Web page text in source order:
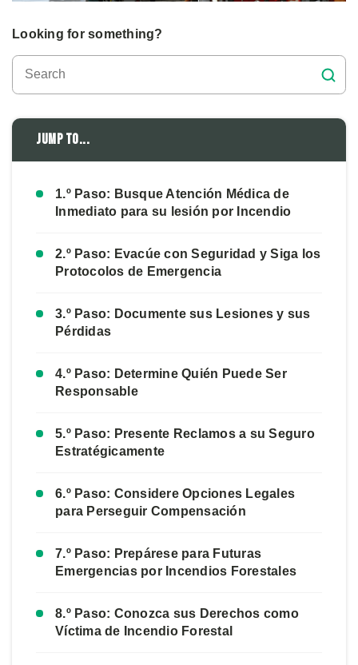
Looking for something?
Jump to...
1.º Paso: Busque Atención Médica de
Inmediato para su lesión por Incendio
2.º Paso: Evacúe con Seguridad y Siga los
Protocolos de Emergencia
3.º Paso: Documente sus Lesiones y sus
Pérdidas
4.º Paso: Determine Quién Puede Ser
Responsable
5.º Paso: Presente Reclamos a su Seguro
Estratégicamente
6.º Paso: Considere Opciones Legales
para Perseguir Compensación
7.º Paso: Prepárese para Futuras
Emergencias por Incendios Forestales
8.º Paso: Conozca sus Derechos como
Víctima de Incendio Forestal